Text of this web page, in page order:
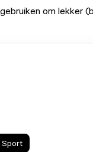
om lekker
Sport